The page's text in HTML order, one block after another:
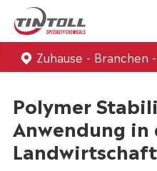
Zuhause Branchen
Polymer
Anwendung in
Landwirtschaft